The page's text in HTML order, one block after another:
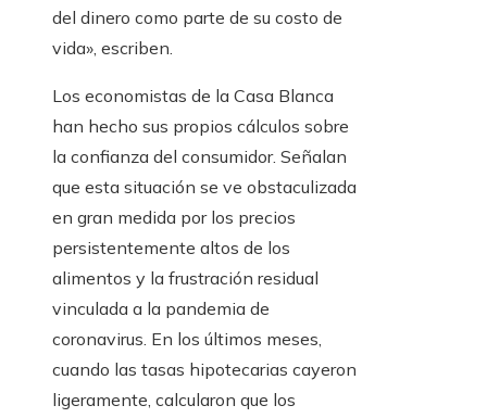
del dinero como parte de su costo de
vida», escriben.
Los economistas de la Casa Blanca
han hecho sus propios cálculos sobre
la confianza del consumidor. Señalan
que esta situación se ve obstaculizada
en gran medida por los precios
persistentemente altos de los
alimentos y la frustración residual
vinculada a la pandemia de
coronavirus. En los últimos meses,
cuando las tasas hipotecarias cayeron
ligeramente, calcularon que los